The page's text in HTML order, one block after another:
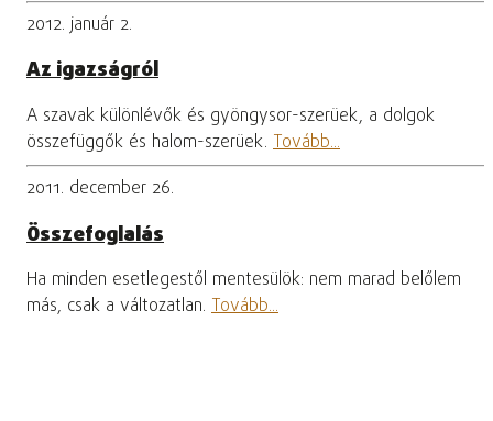
2012. január 2.
Az igazságról
A szavak különlévők és gyöngysor-szerüek, a dolgok
összefüggők és halom-szerüek. Tovább...
2011. december 26.
Összefoglalás
Ha minden esetlegestől mentesülök: nem marad belőlem
más, csak a változatlan. Tovább...